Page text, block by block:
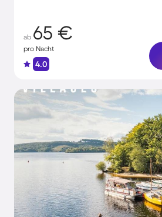
ab 65 €
pro Nacht
4.0